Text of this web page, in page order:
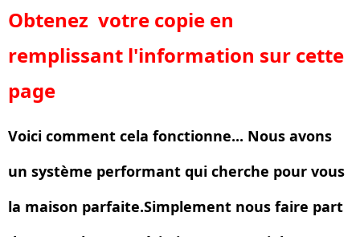
Obtenez votre copie en
remplissant l'information sur cette
page
Voici comment cela fonctionne... Nous avons
un système performant qui cherche pour vous
la maison parfaite.Simplement nous faire part